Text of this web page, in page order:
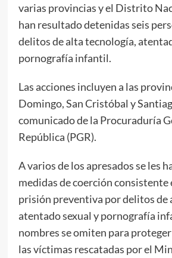
varias provincias y el Distrito
han resultado detenidas seis
delitos de alta tecnología,
pornografía infantil.
Las acciones incluyen a las
Domingo, San Cristóbal y
comunicado de la Procuraduría
República (PGR).
A varios de los apresados se les
medidas de coerción consistente
prisión preventiva por delitos de
atentado sexual y pornografía
nombres se omiten para
las víctimas rescatadas por el